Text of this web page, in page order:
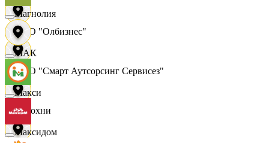
ООО "Олбизнес"
ООО "Смарт Аутсорсинг Сервисез"
Отдохни
Магнолия
МАК
Макси
Максидом